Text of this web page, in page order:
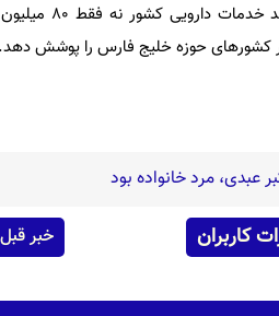
کشورهای حوزه خلیج فارس را پوشش دهد.
مرد خانواده بود
کاربران خبر قبل